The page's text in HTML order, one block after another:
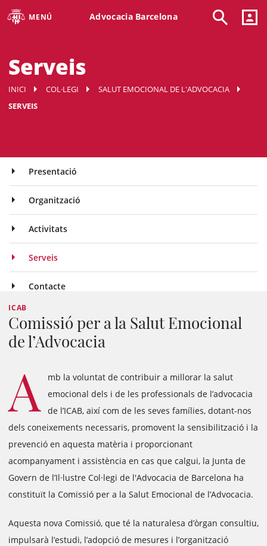
MENÚ Advocacia Barcelona
Serveis
INICI COL·LEGI
SALUT EMOCIONAL DE L'ADVOCACIA
SERVEIS
Presentació
Organització
Activitats
Serveis
Contacte
ICAB
Comissió per a la Salut Emocional
de l’Advocacia
A
mb la voluntat de contribuir a millorar la salut
emocional dels i de les professionals de l’advocacia
de l’ICAB, així com de les seves famílies, dotant-nos
dels coneixements necessaris, promovent la sensibilització i la
prevenció en aquesta matèria i proporcionant
acompanyament i assistència en cas que calgui, la Junta de
Govern de l’Il·lustre Col·legi de l'Advocacia de Barcelona ha
constituït la Comissió per a la Salut Emocional de l’Advocacia.
Aquesta nova Comissió, que té la naturalesa d’òrgan consultiu,
impulsarà l’estudi, l’adopció de mesures i l’organització